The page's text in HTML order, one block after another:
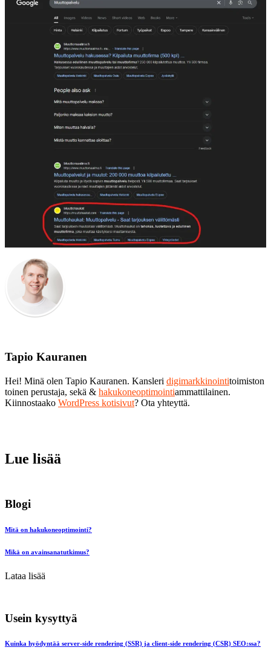
Tapio Kauranen
Hei! Minä olen Tapio Kauranen. Kansleri digimarkkinointitoimiston
toinen perustaja, sekä & hakukoneoptimointiammattilainen.
Kiinnostaako WordPress kotisivut? Ota yhteyttä.
Lue lisää
Blogi
Mitä on hakukoneoptimointi?
Mikä on avainsanatutkimus?
Lataa lisää
Usein kysyttyä
Kuinka hyödyntää server-side rendering (SSR) ja client-side rendering (CSR) SEO:ssa?